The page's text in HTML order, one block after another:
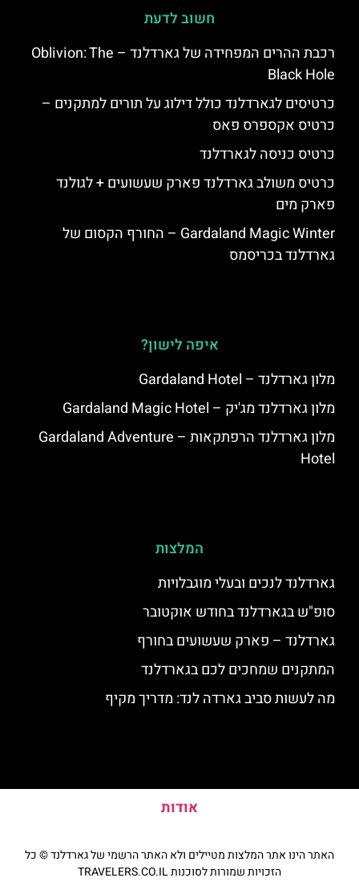
חשוב לדעת
רכבת ההרים המפחידה של גארדלנד – Oblivion: The
Black Hole
כרטיסים לגארדלנד כולל דילוג על תורים למתקנים –
כרטיס אקספרס פאס
כרטיס כניסה לגארדלנד
כרטיס משולב גארדלנד פארק שעשועים + לגולנד
פארק מים
Gardaland Magic Winter – החורף הקסום של
גארדלנד בכריסמס
איפה לישון?
מלון גארדלנד – Gardaland Hotel
מלון גארדלנד מג'יק – Gardaland Magic Hotel
מלון גארדלנד הרפתקאות – Gardaland Adventure
Hotel
המלצות
גארדלנד לנכים ובעלי מוגבלויות
סופ"ש בגארדלנד בחודש אוקטובר
גארדלנד – פארק שעשועים בחורף
המתקנים שמחכים לכם בגארדלנד
מה לעשות סביב גארדה לנד: מדריך מקיף
אודות
האתר הינו אתר המלצות מטיילים ולא האתר הרשמי של גארדלנד © כל
הזכויות שמורות לסוכנות TRAVELERS.CO.IL